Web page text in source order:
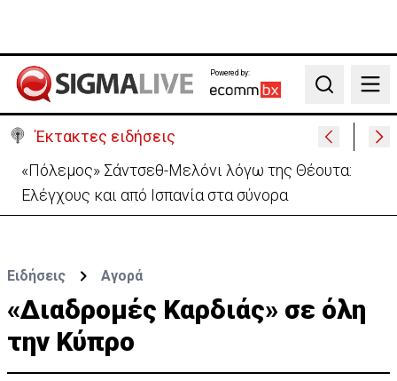
Powered by:
Search
Έκτακτες ειδήσεις
Απόπειρα φόνου σε μοναστήρι: 6ημερη κράτηση
στον μοναχό – Τι προηγήθηκε
Ειδήσεις Αγορά
«Διαδρομές Καρδιάς» σε όλη
την Κύπρο